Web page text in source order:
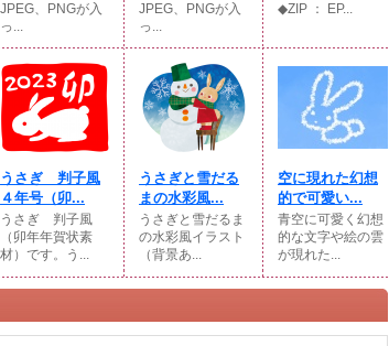
JPEG、PNGが入
っ...
JPEG、PNGが入
っ...
◆ZIP ： EP...
うさぎ 判子風
４年号（卯...
うさぎ 判子風
（卯年年賀状素
材）です。う...
うさぎと雪だる
まの水彩風...
うさぎと雪だるま
の水彩風イラスト
（背景あ...
空に現れた幻想
的で可愛い...
青空に可愛く幻想
的な文字や絵の雲
が現れた...